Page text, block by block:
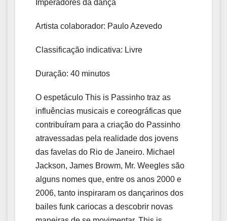
Imperadores da dança
Artista colaborador: Paulo Azevedo
Classificação indicativa: Livre
Duração: 40 minutos
O espetáculo This is Passinho traz as
influências musicais e coreográficas que
contribuíram para a criação do Passinho
atravessadas pela realidade dos jovens
das favelas do Rio de Janeiro. Michael
Jackson, James Browm, Mr. Weegles são
alguns nomes que, entre os anos 2000 e
2006, tanto inspiraram os dançarinos dos
bailes funk cariocas a descobrir novas